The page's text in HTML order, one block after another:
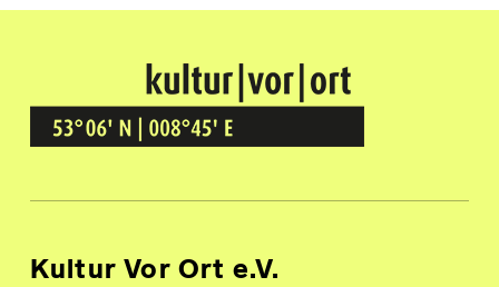
Kultur Vor Ort
BREMEN GRÖPELINGEN
Kultur Vor Ort e.V.